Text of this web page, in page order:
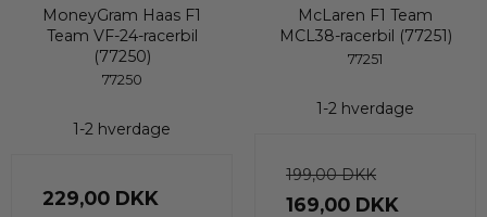
MoneyGram Haas F1
Team VF-24-racerbil
(77250)
77250
1-2 hverdage
229,00 DKK
McLaren F1 Team
MCL38-racerbil (77251)
77251
1-2 hverdage
199,00 DKK
169,00 DKK